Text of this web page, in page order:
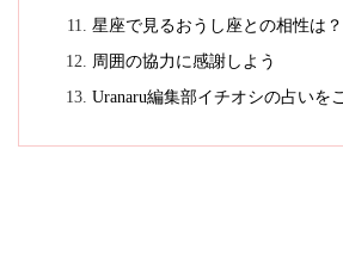
星座で見るおうし座との相性は？
周囲の協力に感謝しよう
Uranaru編集部イチオシの占いを